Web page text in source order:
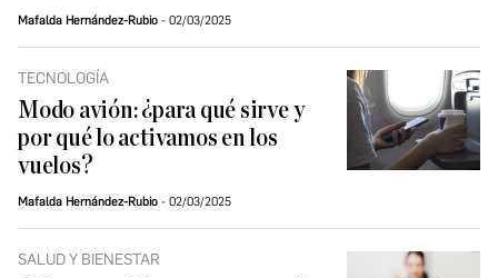
Mafalda Hernández-Rubio 02/03/2025
TECNOLOGÍA
Modo avión: ¿para qué sirve y
por qué lo activamos en los
vuelos?
Mafalda Hernández-Rubio 02/03/2025
SALUD Y BIENESTAR